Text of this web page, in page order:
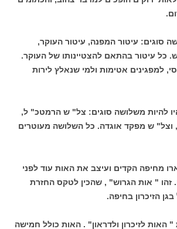
סוגים: עיטור המפנה, עיטור העוקר,
כל עיטור בהתאם להצטיינותו של העוקר.
למפגינים אטימות ולמי שנאלץ לירות
להיות משלושה סוגים: צל" ש הרמטכ" ל,
וצל" ש מפקד אוגדה. כל השלושה מעוטרים
מחיפה הקדים ועיצב את האות עוד לפני
" אות הגרוש" , שהכין לטקס החזרת
הזיכרון בחיפה.
האות לזיכרון ולדראון" . האות כולל חמישה